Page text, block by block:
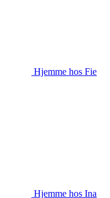
Hjemme hos Fie
Hjemme hos Ina